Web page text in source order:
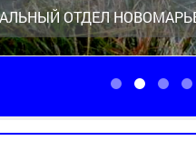
ОТДЕЛ